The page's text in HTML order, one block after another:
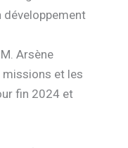
développement
Arsène
missions et les
fin 2024 et